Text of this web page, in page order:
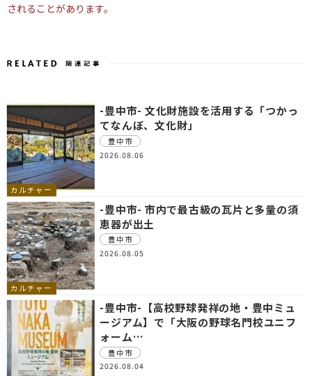
されることがあります。
カルチャー
-豊中市- 文化財施設を活用する「つかっ
てなんぼ、文化財」
豊中市
2026.08.06
カルチャー
-豊中市- 市内で最古級の瓦片と多量の須
恵器が出土
豊中市
2026.08.05
-豊中市-【高校野球発祥の地・豊中ミュ
ージアム】で「大阪の野球名門校ユニフ
ォーム…
豊中市
2026.08.04